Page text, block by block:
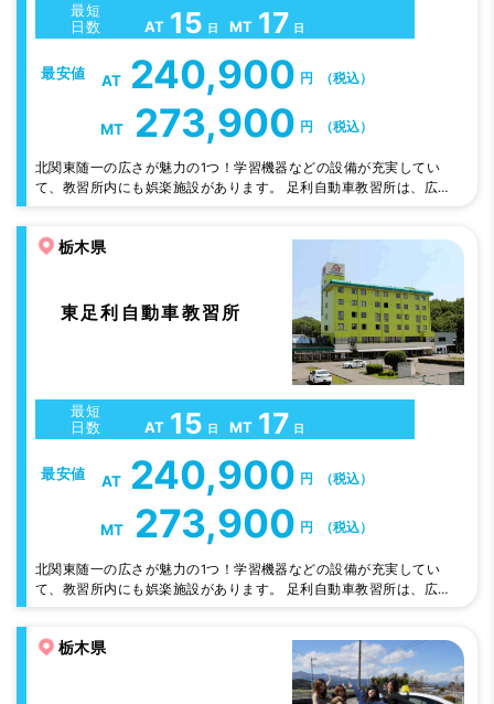
最短
日数
AT 15 日 MT 17 日
最安値 AT 240,900 円 （税込）
MT 273,900 円 （税込）
北関東随一の広さが魅力の1つ！学習機器などの設備が充実してい
て、教習所内にも娯楽施設があります。 足利自動車教習所は、広い
には、温泉・観光・アミューズメントスポットもあり教習以外も充実
栃木県
東足利自動車教習所
最短
日数
AT 15 日 MT 17 日
最安値 AT 240,900 円 （税込）
MT 273,900 円 （税込）
北関東随一の広さが魅力の1つ！学習機器などの設備が充実してい
て、教習所内にも娯楽施設があります。 足利自動車教習所は、広い
には、温泉・観光・アミューズメントスポットもあり教習以外も充実
しています。 館内レストランの食事はとても美味しいと好評です。
栃木県